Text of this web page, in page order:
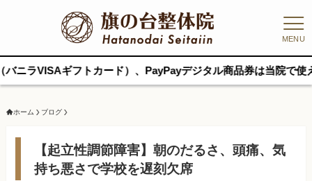
MENU
フトカード）、PayPayデジタル商品券は当院で使えます｜他
ホーム ブログ
【起立性調節障害】朝のだるさ、頭痛、気
持ち悪さで学校を遅刻欠席